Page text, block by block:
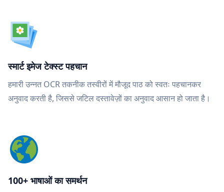
स्मार्ट इमेज टेक्स्ट पहचान
हमारी उन्नत OCR तकनीक तस्वीरों में मौजूद पाठ को स्वतः पहचानकर
अनुवाद करती है, जिससे जटिल दस्तावेज़ों का अनुवाद आसान हो जाता है।
100+ भाषाओं का समर्थन